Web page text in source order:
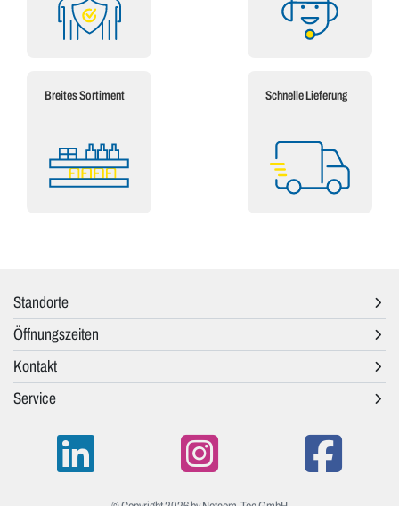
Breites Sortiment Schnelle Lieferung
Standorte
Öffnungszeiten
Kontakt
Service